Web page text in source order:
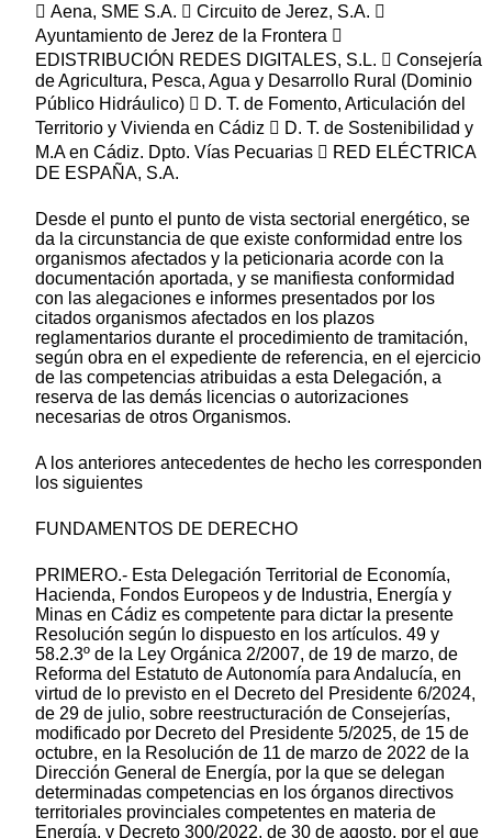
 Aena, SME S.A.  Circuito de Jerez, S.A. 
Ayuntamiento de Jerez de la Frontera 
EDISTRIBUCIÓN REDES DIGITALES, S.L.  Consejería
de Agricultura, Pesca, Agua y Desarrollo Rural (Dominio
Público Hidráulico)  D. T. de Fomento, Articulación del
Territorio y Vivienda en Cádiz  D. T. de Sostenibilidad y
M.A en Cádiz. Dpto. Vías Pecuarias  RED ELÉCTRICA
DE ESPAÑA, S.A.
Desde el punto el punto de vista sectorial energético, se
da la circunstancia de que existe conformidad entre los
organismos afectados y la peticionaria acorde con la
documentación aportada, y se manifiesta conformidad
con las alegaciones e informes presentados por los
citados organismos afectados en los plazos
reglamentarios durante el procedimiento de tramitación,
según obra en el expediente de referencia, en el ejercicio
de las competencias atribuidas a esta Delegación, a
reserva de las demás licencias o autorizaciones
necesarias de otros Organismos.
A los anteriores antecedentes de hecho les corresponden
los siguientes
FUNDAMENTOS DE DERECHO
PRIMERO.- Esta Delegación Territorial de Economía,
Hacienda, Fondos Europeos y de Industria, Energía y
Minas en Cádiz es competente para dictar la presente
Resolución según lo dispuesto en los artículos. 49 y
58.2.3º de la Ley Orgánica 2/2007, de 19 de marzo, de
Reforma del Estatuto de Autonomía para Andalucía, en
virtud de lo previsto en el Decreto del Presidente 6/2024,
de 29 de julio, sobre reestructuración de Consejerías,
modificado por Decreto del Presidente 5/2025, de 15 de
octubre, en la Resolución de 11 de marzo de 2022 de la
Dirección General de Energía, por la que se delegan
determinadas competencias en los órganos directivos
territoriales provinciales competentes en materia de
Energía, y Decreto 300/2022, de 30 de agosto, por el que